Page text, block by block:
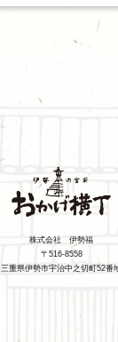
株式会社 伊勢福
〒516-8558
三重県伊勢市宇治中之切町52番